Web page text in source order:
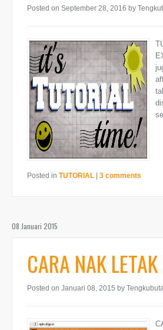
Posted on September 28, 2016 by
Posted in TUTORIAL | 3 comments
08 Januari 2015
CARA NAK
Posted on Januari 08, 2015 by